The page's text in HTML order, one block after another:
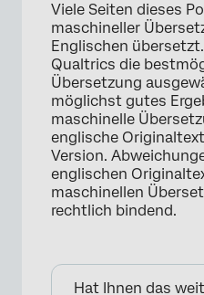
Viele Seiten dieses
maschineller
Englischen
Qualtrics die
Übersetzung
möglichst gutes
maschinelle
englische
Version.
englischen
maschinellen
rechtlich bindend.
Hat Ihnen das